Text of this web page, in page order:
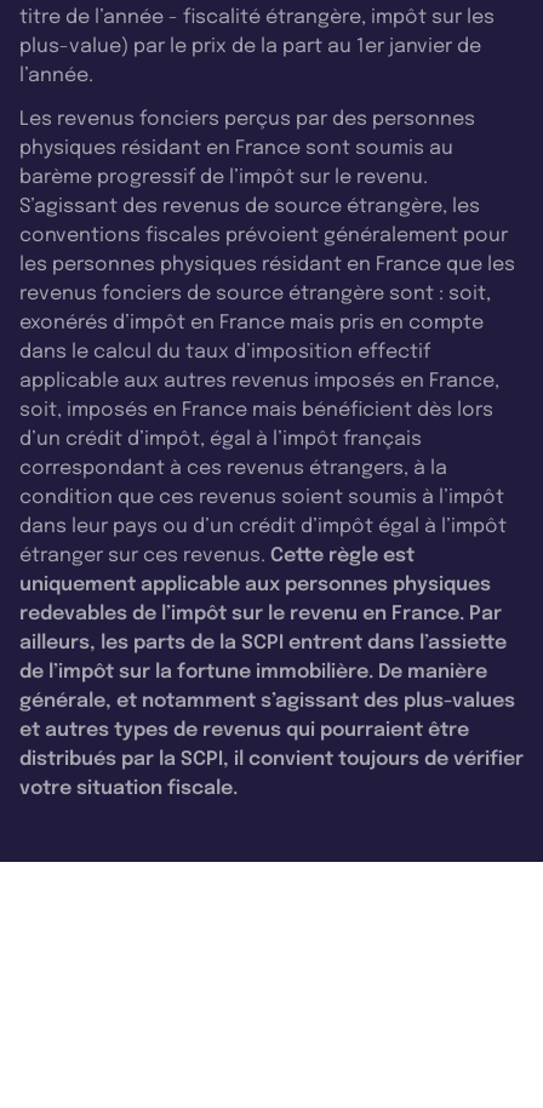
titre de l’année - fiscalité étrangère, impôt sur les
plus-value) par le prix de la part au 1er janvier de
l’année.
Les revenus fonciers perçus par des personnes
physiques résidant en France sont soumis au
barème progressif de l’impôt sur le revenu.
S’agissant des revenus de source étrangère, les
conventions fiscales prévoient généralement pour
les personnes physiques résidant en France que les
revenus fonciers de source étrangère sont : soit,
exonérés d’impôt en France mais pris en compte
dans le calcul du taux d’imposition effectif
applicable aux autres revenus imposés en France,
soit, imposés en France mais bénéficient dès lors
d’un crédit d’impôt, égal à l’impôt français
correspondant à ces revenus étrangers, à la
condition que ces revenus soient soumis à l’impôt
dans leur pays ou d’un crédit d’impôt égal à l’impôt
étranger sur ces revenus. Cette règle est
uniquement applicable aux personnes physiques
redevables de l’impôt sur le revenu en France. Par
ailleurs, les parts de la SCPI entrent dans l’assiette
de l’impôt sur la fortune immobilière. De manière
générale, et notamment s’agissant des plus-values
et autres types de revenus qui pourraient être
distribués par la SCPI, il convient toujours de vérifier
votre situation fiscale.